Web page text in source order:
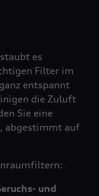
es
Filter im
entspannt
die Zuluft
Sie eine
abgestimmt auf
und